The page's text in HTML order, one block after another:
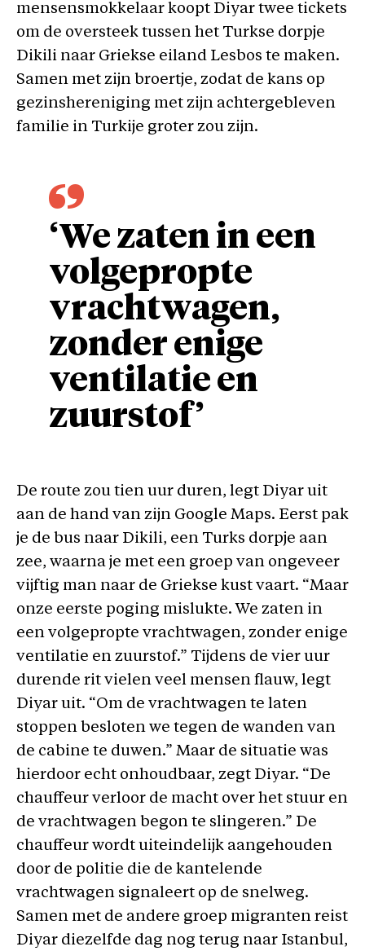
mensensmokkelaar koopt Diyar twee tickets
om de oversteek tussen het Turkse dorpje
Dikili naar Griekse eiland Lesbos te maken.
Samen met zijn broertje, zodat de kans op
gezinshereniging met zijn achtergebleven
familie in Turkije groter zou zijn.
‘We zaten in een
volgepropte
vrachtwagen,
zonder enige
ventilatie en
zuurstof’
De route zou tien uur duren, legt Diyar uit
aan de hand van zijn Google Maps. Eerst pak
je de bus naar Dikili, een Turks dorpje aan
zee, waarna je met een groep van ongeveer
vijftig man naar de Griekse kust vaart. “Maar
onze eerste poging mislukte. We zaten in
een volgepropte vrachtwagen, zonder enige
ventilatie en zuurstof.” Tijdens de vier uur
durende rit vielen veel mensen flauw, legt
Diyar uit. “Om de vrachtwagen te laten
stoppen besloten we tegen de wanden van
de cabine te duwen.” Maar de situatie was
hierdoor echt onhoudbaar, zegt Diyar. “De
chauffeur verloor de macht over het stuur en
de vrachtwagen begon te slingeren.” De
chauffeur wordt uiteindelijk aangehouden
door de politie die de kantelende
vrachtwagen signaleert op de snelweg.
Samen met de andere groep migranten reist
Diyar diezelfde dag nog terug naar Istanbul,